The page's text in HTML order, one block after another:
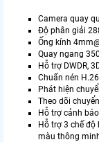
Camera quay
Độ phân giải
Ống kính
Quay ngang
Hỗ trợ DWDR,
Chuấn nén
Phát hiện
Theo dõi
Hỗ trợ cảnh
Hỗ trợ 3 chế
màu thông